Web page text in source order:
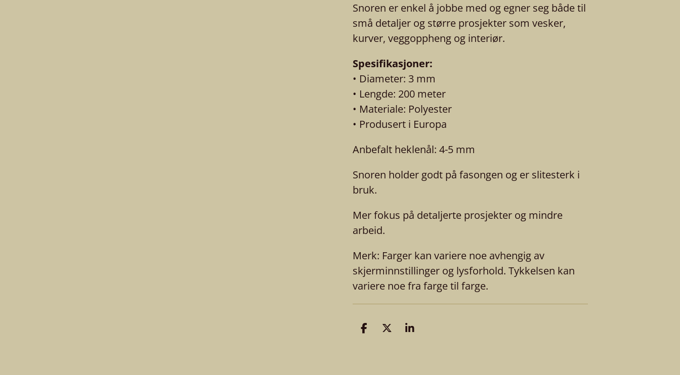
Snoren er enkel å jobbe med og egner seg både til
små detaljer og større prosjekter som vesker,
kurver, veggoppheng og interiør.
Spesifikasjoner:
• Diameter: 3 mm
• Lengde: 200 meter
• Materiale: Polyester
• Produsert i Europa
Anbefalt heklenål: 4-5 mm
Snoren holder godt på fasongen og er slitesterk i
bruk.
Mer fokus på detaljerte prosjekter og mindre
arbeid.
Merk: Farger kan variere noe avhengig av
skjerminnstillinger og lysforhold. Tykkelsen kan
variere noe fra farge til farge.
D
D
D